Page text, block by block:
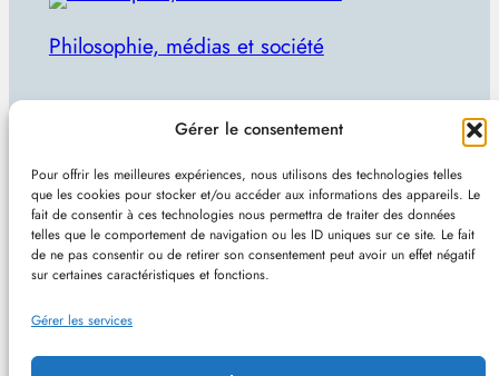
Gérer le consentement
Pour offrir les meilleures expériences, nous utilisons des technologies telles
que les cookies pour stocker et/ou accéder aux informations des appareils. Le
fait de consentir à ces technologies nous permettra de traiter des données
telles que le comportement de navigation ou les ID uniques sur ce site. Le fait
de ne pas consentir ou de retirer son consentement peut avoir un effet négatif
sur certaines caractéristiques et fonctions.
Gérer les services
Philosophie, médias et société
e
c
h
e
r
c
Plan du site–Mentions et confidentialité–Sans
pub et indépendant